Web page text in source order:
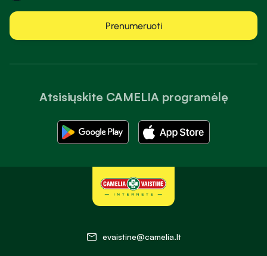
Atsisiųskite CAMELIA programėlę
Prenumeruoti
evaistine@camelia.lt